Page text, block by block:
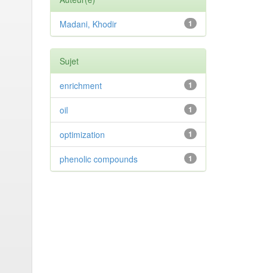
1
Madani, Khodir
Sujet
1
enrichment
1
oil
1
optimization
1
phenolic compounds